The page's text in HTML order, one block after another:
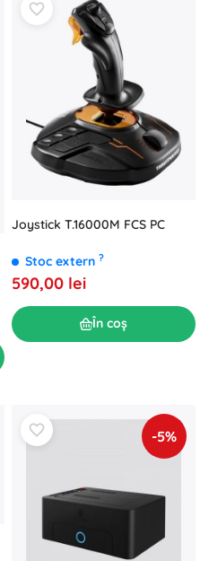
Joystick T.16000M FCS PC
Stoc extern ?
590,00 lei
În coș
-5%